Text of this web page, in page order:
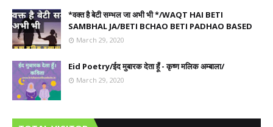
*वक्त है बेटी सम्भल जा अभी भी */WAQT HAI BETI
SAMBHAL JA/BETI BCHAO BETI PADHAO BASED
March 29, 2020
Eid Poetry/ईद मुबारक देता हूँ - कृष्ण मलिक अम्बाला/
March 29, 2020